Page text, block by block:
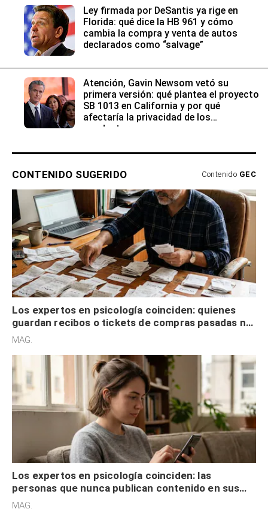
Ley firmada por DeSantis ya rige en
Florida: qué dice la HB 961 y cómo
cambia la compra y venta de autos
declarados como “salvage”
Atención, Gavin Newsom vetó su
primera versión: qué plantea el proyecto
SB 1013 en California y por qué
afectaría la privacidad de los
conductores
CONTENIDO SUGERIDO Contenido GEC
Los expertos en psicología coinciden: quienes
guardan recibos o tickets de compras pasadas no
son acumuladores, sino que tienen necesidad de
MAG.
Los expertos en psicología coinciden: las
personas que nunca publican contenido en sus
redes sociales no pretenden buscar validación
MAG.